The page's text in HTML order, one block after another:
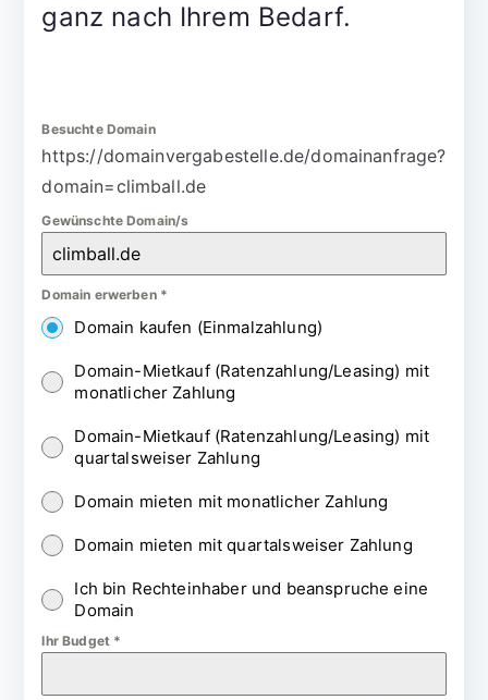
ganz nach Ihrem Bedarf.
Besuchte Domain
https://domainvergabestelle.de/domainanfrage?
domain=climball.de
Gewünschte Domain/s
Domain erwerben *
Domain kaufen (Einmalzahlung)
Domain-Mietkauf (Ratenzahlung/Leasing) mit
monatlicher Zahlung
Domain-Mietkauf (Ratenzahlung/Leasing) mit
quartalsweiser Zahlung
Domain mieten mit monatlicher Zahlung
Domain mieten mit quartalsweiser Zahlung
Ich bin Rechteinhaber und beanspruche eine
Domain
Ihr Budget *